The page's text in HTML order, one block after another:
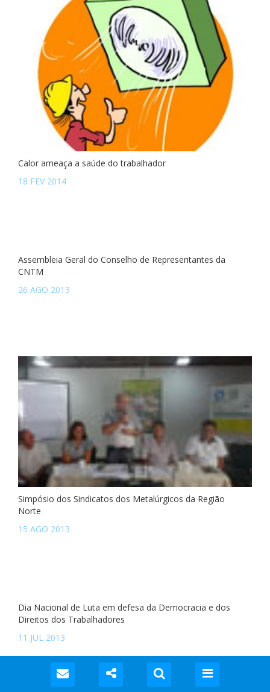
Calor ameaça a saúde do trabalhador
18 FEV 2014
Assembleia Geral do Conselho de Representantes da
CNTM
26 AGO 2013
Simpósio dos Sindicatos dos Metalúrgicos da Região
Norte
15 AGO 2013
Dia Nacional de Luta em defesa da Democracia e dos
Direitos dos Trabalhadores
11 JUL 2013